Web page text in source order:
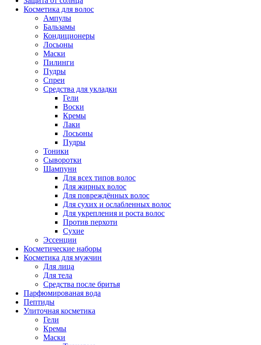
Косметика для волос
Ампулы
Бальзамы
Кондиционеры
Лосьоны
Маски
Пилинги
Пудры
Спреи
Средства для укладки
Гели
Воски
Кремы
Лаки
Лосьоны
Пудры
Тоники
Сыворотки
Шампуни
Для всех типов волос
Для жирных волос
Для повреждённых волос
Для сухих и ослабленных волос
Для укрепления и роста волос
Против перхоти
Сухие
Эссенции
Косметические наборы
Косметика для мужчин
Для лица
Для тела
Средства после бритья
Парфюмированая вода
Пептиды
Улиточная косметика
Гели
Кремы
Маски